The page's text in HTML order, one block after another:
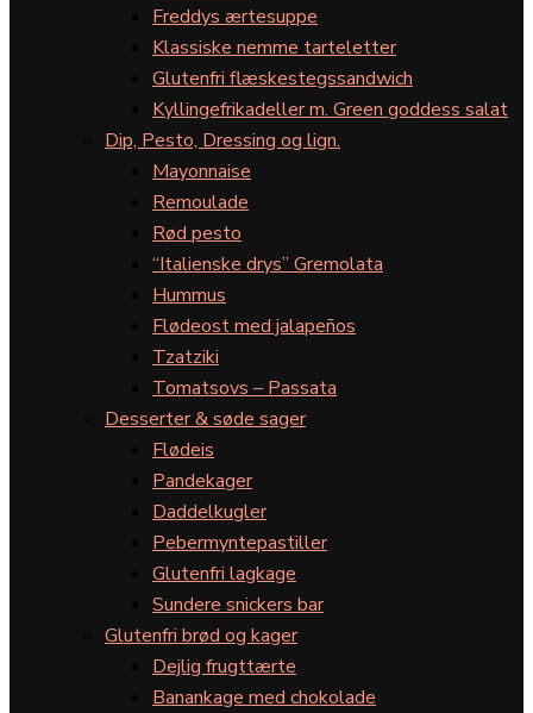
Freddys ærtesuppe
Klassiske nemme tarteletter
Glutenfri flæskestegssandwich
Kyllingefrikadeller m. Green goddess salat
Dip, Pesto, Dressing og lign.
Mayonnaise
Remoulade
Rød pesto
“Italienske drys” Gremolata
Hummus
Flødeost med jalapeños
Tzatziki
Tomatsovs – Passata
Desserter & søde sager
Flødeis
Pandekager
Daddelkugler
Pebermyntepastiller
Glutenfri lagkage
Sundere snickers bar
Glutenfri brød og kager
Dejlig frugttærte
Banankage med chokolade